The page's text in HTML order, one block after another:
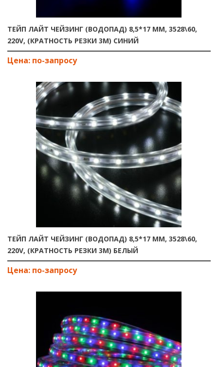
ТЕЙП ЛАЙТ ЧЕЙЗИНГ (ВОДОПАД) 8,5*17 ММ, 3528\60,
220V, (КРАТНОСТЬ РЕЗКИ 3М) СИНИЙ
ТЕЙП ЛАЙТ ЧЕЙЗИНГ (ВОДОПАД) 8,5*17 ММ, 3528\60,
220V, (КРАТНОСТЬ РЕЗКИ 3М) БЕЛЫЙ